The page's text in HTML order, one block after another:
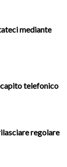
mediante
telefonico
regolare